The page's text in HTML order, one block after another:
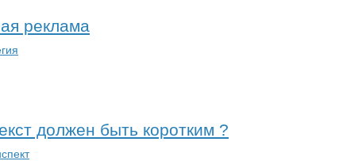
реклама
должен быть коротким ?